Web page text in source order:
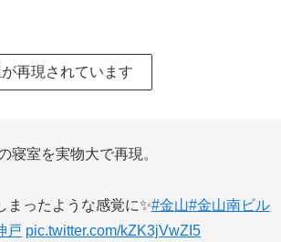
再現されています
室を実物大で再現。
ったような感覚に✨#金山#金山南ビル
戸 pic.twitter.com/kZK3jVwZI5